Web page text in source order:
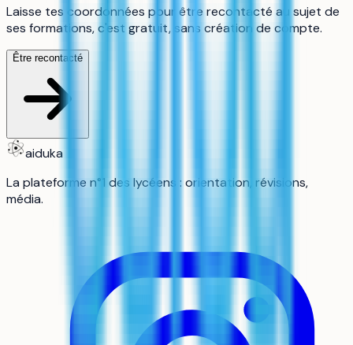
Laisse tes coordonnées pour être recontacté au sujet de
ses formations, c'est gratuit, sans création de compte.
Être recontacté
aiduka
La plateforme n°1 des lycéens : orientation, révisions,
média.